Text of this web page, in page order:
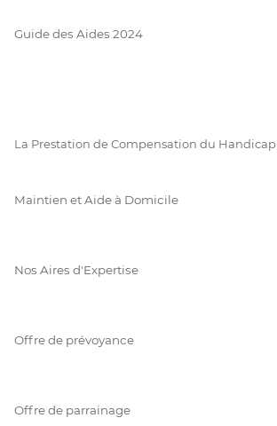
Guide des Aides 2024
La Prestation de Compensation du Handicap
Maintien et Aide à Domicile
Nos Aires d'Expertise
Offre de prévoyance
Offre de parrainage